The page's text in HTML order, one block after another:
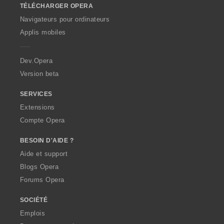
w
O
p
a
TÉLÉCHARGER OPERA
Navigateurs pour ordinateurs
Applis mobiles
Dev.Opera
Version beta
SERVICES
Extensions
Compte Opera
BESOIN D'AIDE ?
Aide et support
Blogs Opera
Forums Opera
SOCIÉTÉ
Emplois